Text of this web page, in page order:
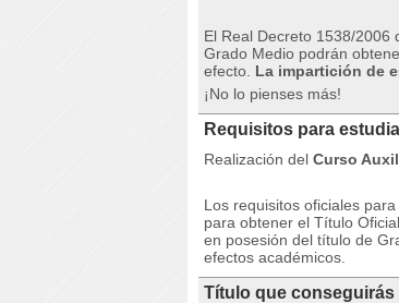
El Real Decreto 1538/2006
Grado Medio podrán
efecto. La impartición de
¡No lo pienses más!
Requisitos para
Realización del Curso
Los requisitos oficiales
para obtener el Título
en posesión del título de
efectos académicos.
Título que conseguirás